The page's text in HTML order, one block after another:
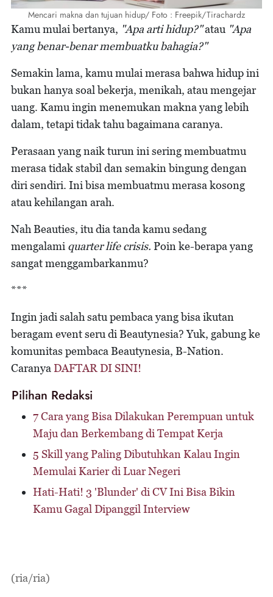
Mencari makna dan tujuan hidup/ Foto : Freepik/Tirachardz
Kamu mulai bertanya, "Apa arti hidup?"atau "Apa
yang benar-benar membuatku bahagia?"
Semakin lama, kamu mulai merasa bahwa hidup ini
bukan hanya soal bekerja, menikah, atau mengejar
uang. Kamu ingin menemukan makna yang lebih
dalam, tetapi tidak tahu bagaimana caranya.
Perasaan yang naik turun ini sering membuatmu
merasa tidak stabil dan semakin bingung dengan
diri sendiri. Ini bisa membuatmu merasa kosong
atau kehilangan arah.
Nah Beauties, itu dia tanda kamu sedang
mengalami quarter life crisis. Poin ke-berapa yang
sangat menggambarkanmu?
***
Ingin jadi salah satu pembaca yang bisa ikutan
beragam event seru di Beautynesia? Yuk, gabung ke
komunitas pembaca Beautynesia, B-Nation.
Caranya DAFTAR DI SINI!
Pilihan Redaksi
7 Cara yang Bisa Dilakukan Perempuan untuk
Maju dan Berkembang di Tempat Kerja
5 Skill yang Paling Dibutuhkan Kalau Ingin
Memulai Karier di Luar Negeri
Hati-Hati! 3 'Blunder' di CV Ini Bisa Bikin
Kamu Gagal Dipanggil Interview
(ria/ria)